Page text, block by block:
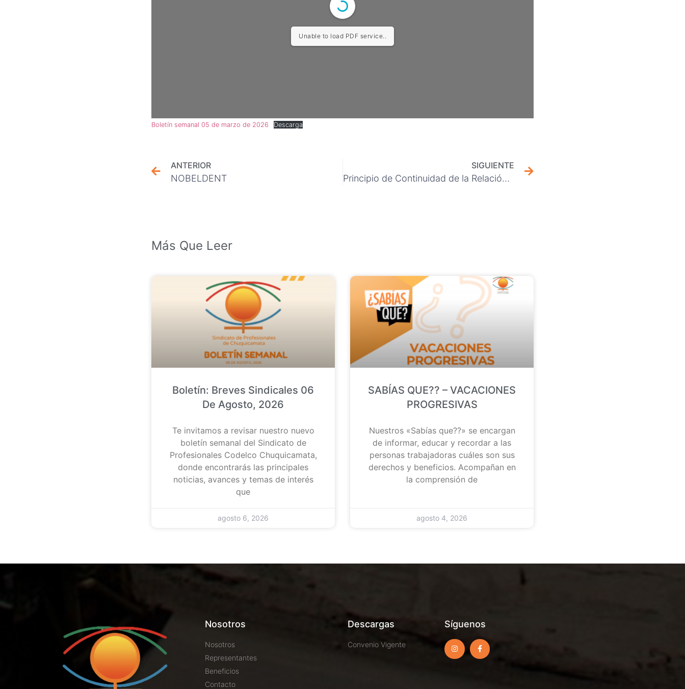
Unable to load PDF service..
Boletín semanal 05 de marzo de 2026 Descarga
ANTERIOR
NOBELDENT
SIGUIENTE
Principio de Continuidad de la Relación Laboral: estabilidad como regla y no como excepción
Más Que Leer
Boletín: Breves Sindicales 06
De Agosto, 2026
Te invitamos a revisar nuestro nuevo
boletín semanal del Sindicato de
Profesionales Codelco Chuquicamata,
donde encontrarás las principales
noticias, avances y temas de interés
que
agosto 6, 2026
SABÍAS QUE?? – VACACIONES
PROGRESIVAS
Nuestros «Sabías que??» se encargan
de informar, educar y recordar a las
personas trabajadoras cuáles son sus
derechos y beneficios. Acompañan en
la comprensión de
agosto 4, 2026
Nosotros
Nosotros
Representantes
Beneficios
Contacto
Descargas
Convenio Vigente
Síguenos